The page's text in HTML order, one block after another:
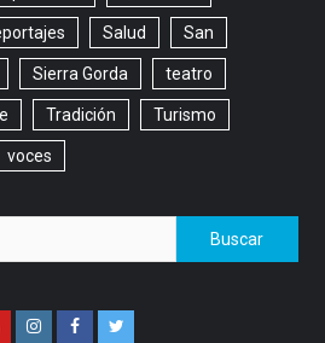
Salud San
Sierra Gorda teatro
Tradición Turismo
voces